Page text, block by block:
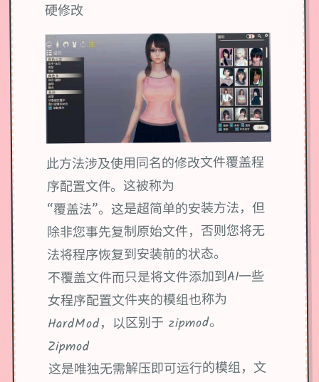
硬修改
此方法涉及使用同名的修改文件覆盖程
序配置文件。这被称为
“覆盖法”。这是超简单的安装方法，但
除非您事先复制原始文件，否则您将无
法将程序恢复到安装前的状态。
不覆盖文件而只是将文件添加到AI一些
女程序配置文件夹的模组也称为
HardMod，以区别于 zipmod。
Zipmod
这是唯独无需解压即可运行的模组，文